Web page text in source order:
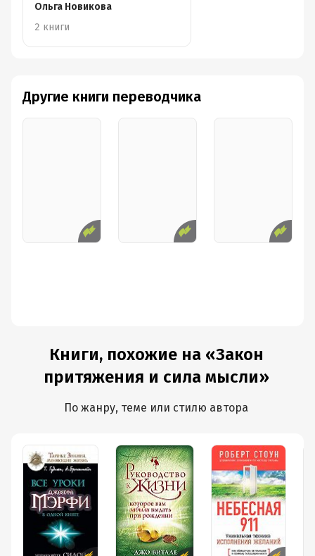
Ольга Новикова
2 книги
Другие книги переводчика
Книги, похожие на «Закон
притяжения и сила мысли»
По жанру, теме или стилю автора